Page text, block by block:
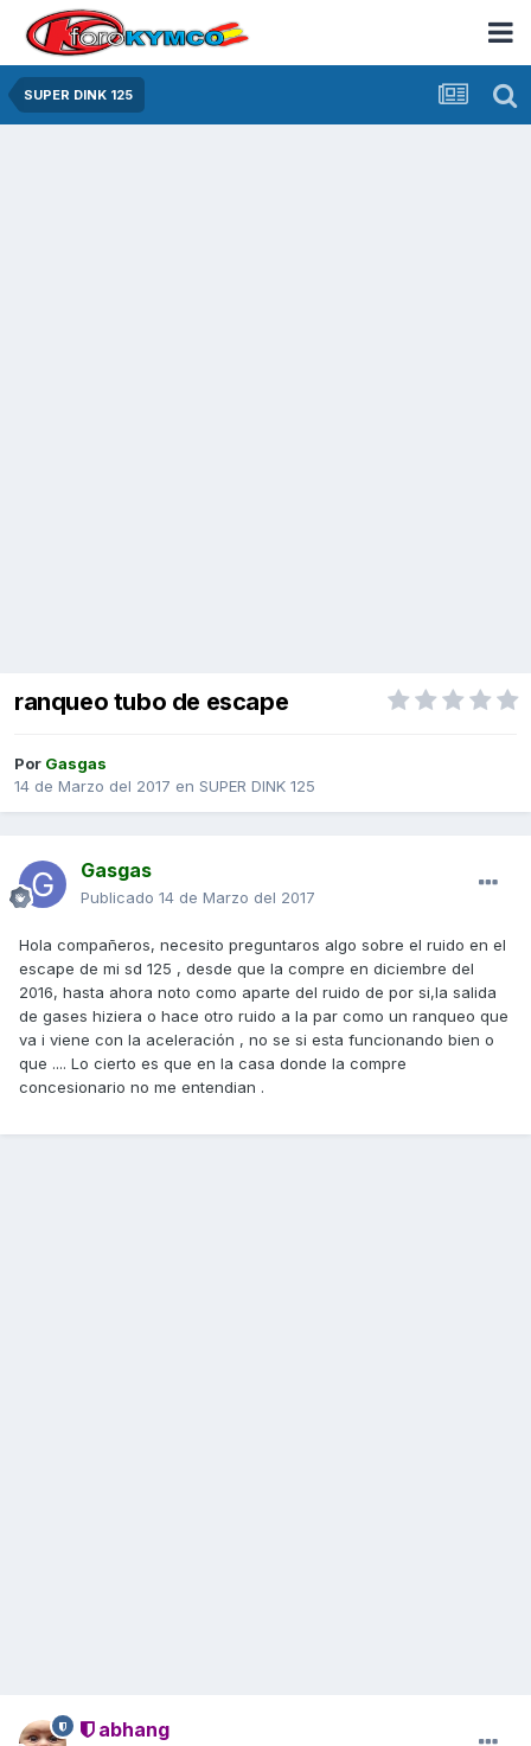
SUPER DINK 125
ranqueo tubo de escape
Por Gasgas
14 de Marzo del 2017 en SUPER DINK 125
Gasgas
Publicado 14 de Marzo del 2017
Hola compañeros, necesito preguntaros algo sobre el ruido en el
escape de mi sd 125 , desde que la compre en diciembre del
2016, hasta ahora noto como aparte del ruido de por si,la salida
de gases hiziera o hace otro ruido a la par como un ranqueo que
va i viene con la aceleración , no se si esta funcionando bien o
que .... Lo cierto es que en la casa donde la compre
concesionario no me entendian .
abhang